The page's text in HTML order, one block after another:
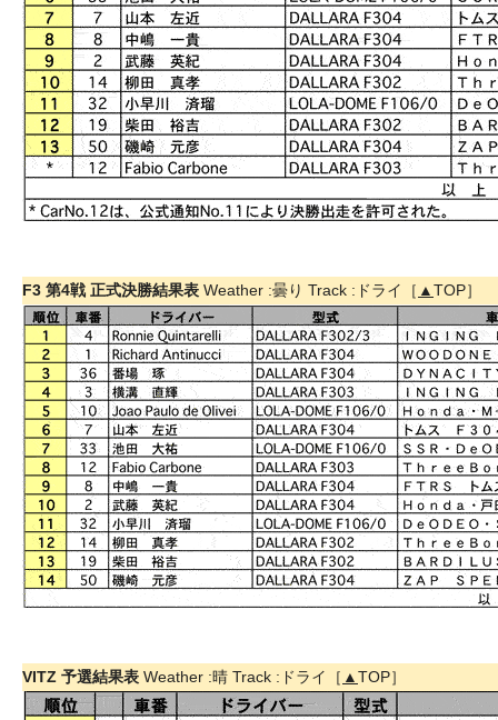
F3 第4戦 正式決勝結果表 Weather :曇り Track :ドライ［ ▲TOP］
VITZ 予選結果表 Weather :晴 Track :ドライ［ ▲TOP］